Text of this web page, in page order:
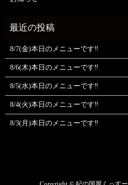
8/7(金)本日のメニューです‼️
8/6(木)本日のメニューです‼️
8/5(水)本日のメニューです‼️
8/4(火)本日のメニューです‼️
8/3(月)本日のメニューです‼️